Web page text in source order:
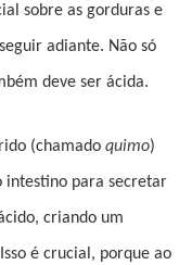
sobre as gorduras e
adiante. Não só
deve ser ácida.
(chamado quimo)
intestino para secretar
criando um
é crucial, porque ao